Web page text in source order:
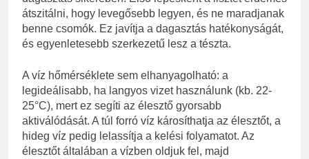
átszitálni, hogy levegősebb legyen, és ne maradjanak
benne csomók. Ez javítja a dagasztás hatékonyságát,
és egyenletesebb szerkezetű lesz a tészta.
A víz hőmérséklete sem elhanyagolható: a
legideálisabb, ha langyos vizet használunk (kb. 22-
25°C), mert ez segíti az élesztő gyorsabb
aktiválódását. A túl forró víz károsíthatja az élesztőt, a
hideg víz pedig lelassítja a kelési folyamatot. Az
élesztőt általában a vízben oldjuk fel, majd